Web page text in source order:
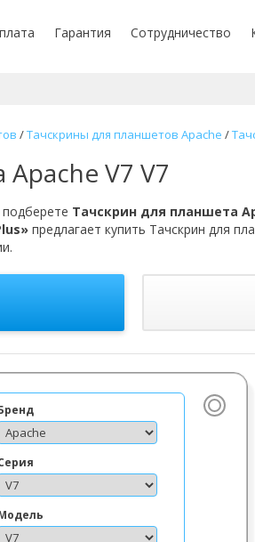
Гарантия Сотрудничество
/Тачскрины для планшетов Apache /
V7 V7
Тачскрин для планшета
предлагает купить Тачскрин для